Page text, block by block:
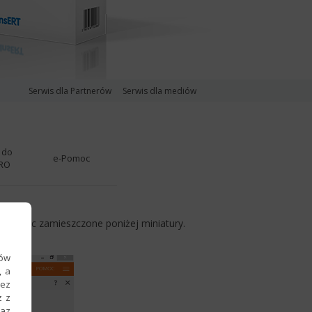
Serwis dla Partnerów Serwis dla mediów
e-Pomoc
zamieszczone poniżej miniatury.
a
z